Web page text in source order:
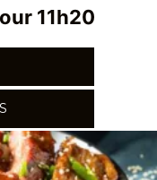
11h20